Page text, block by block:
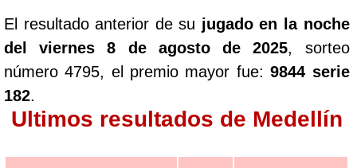
El resultado anterior de su jugado en la noche
del viernes 8 de agosto de 2025, sorteo
número 4795, el premio mayor fue:9844 serie
182.
Ultimos resultados de Medellín